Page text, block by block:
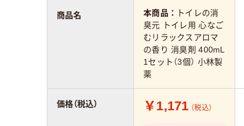
本商品：
トイレの消
臭元 トイレ用 心なご
むリラックスアロマ
の香り 消臭剤 400mL
1セット（3個） 小林製
薬
￥1,171 （税込）
商品名
価格（税込）